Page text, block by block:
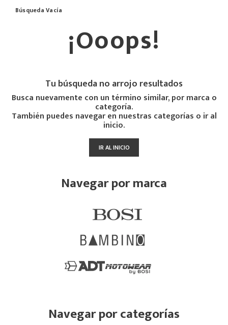
Búsqueda Vacía
¡Ooops!
Tu búsqueda no arrojo resultados
Busca nuevamente con un término similar, por marca o
categoría.
También puedes navegar en nuestras categorías o ir al
inicio.
IR AL INICIO
Navegar por marca
Navegar por categorías